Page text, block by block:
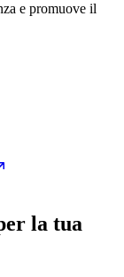
e promuove il
la tua